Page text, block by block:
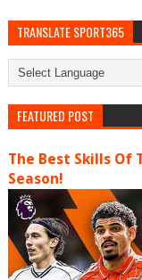
TRANSLATE SPORT365
FEATURED POST
The Best Skills Of
Season!